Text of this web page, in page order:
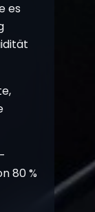
es
80 %